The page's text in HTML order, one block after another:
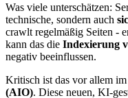
Was viele unterschätzen:
technische, sondern auch
crawlt regelmäßig Seiten -
kann das die Indexierung
negativ beeinflussen.
Kritisch ist das vor allem
(AIO). Diese neuen, KI-